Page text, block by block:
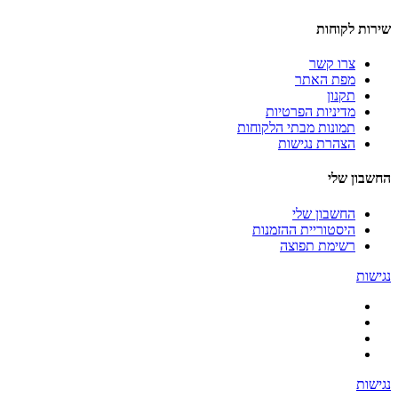
שירות לקוחות
צרו קשר
מפת האתר
תקנון
מדיניות הפרטיות
תמונות מבתי הלקוחות
הצהרת נגישות
החשבון שלי
החשבון שלי
היסטוריית ההזמנות
רשימת תפוצה
נגישות
נגישות